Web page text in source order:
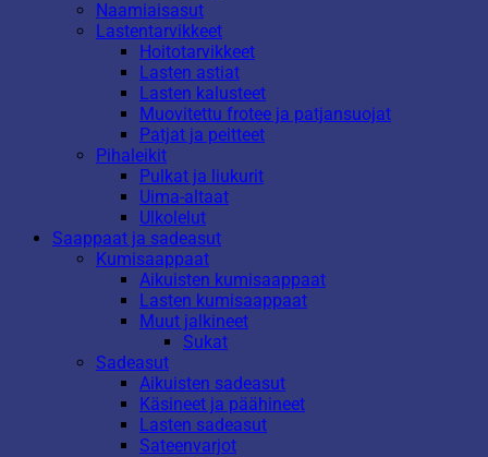
Naamiaisasut
Lastentarvikkeet
Hoitotarvikkeet
Lasten astiat
Lasten kalusteet
Muovitettu frotee ja patjansuojat
Patjat ja peitteet
Pihaleikit
Pulkat ja liukurit
Uima-altaat
Ulkolelut
Saappaat ja sadeasut
Kumisaappaat
Aikuisten kumisaappaat
Lasten kumisaappaat
Muut jalkineet
Sukat
Sadeasut
Aikuisten sadeasut
Käsineet ja päähineet
Lasten sadeasut
Sateenvarjot